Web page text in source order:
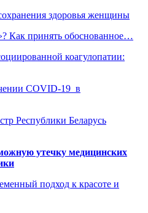
здоровья женщины
Как принять обоснованное…
коагулопатии:
COVID-19 в
Республики Беларусь
утечку медицинских
подход к красоте и